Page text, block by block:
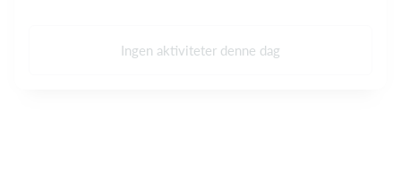
Ingen aktiviteter denne dag